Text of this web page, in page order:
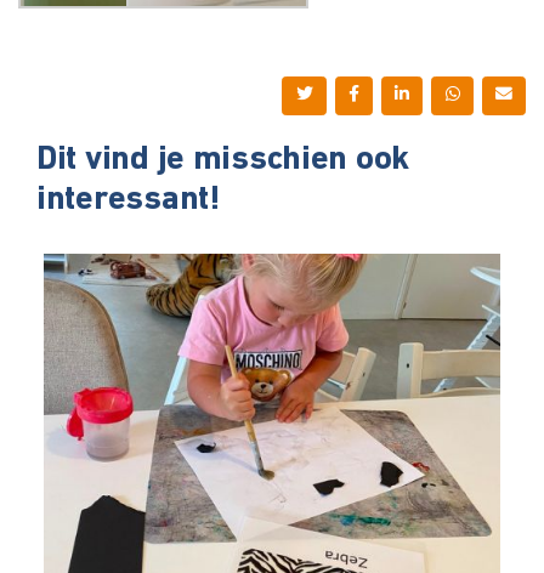
Dit vind je misschien ook
interessant!